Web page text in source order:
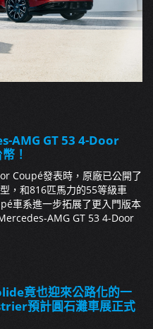
AMG GT 53 4-Door
！
Coupé發表時，原廠已公開了
，和816匹馬力的55等級車
車系進一步拓展了更入門版本
AMG GT 53 4-Door
竟也迎來公路化的一
預計圓石灘車展正式